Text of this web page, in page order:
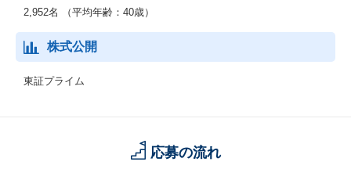
2,952名 （平均年齢：40歳）
株式公開
東証プライム
応募の流れ